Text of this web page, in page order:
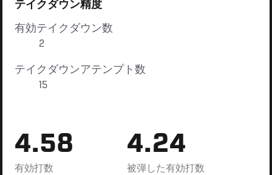
テイクダウン精度
有効テイクダウン数
2
テイクダウンアテンプト数
15
4.58
有効打数
4.24
被弾した有効打数